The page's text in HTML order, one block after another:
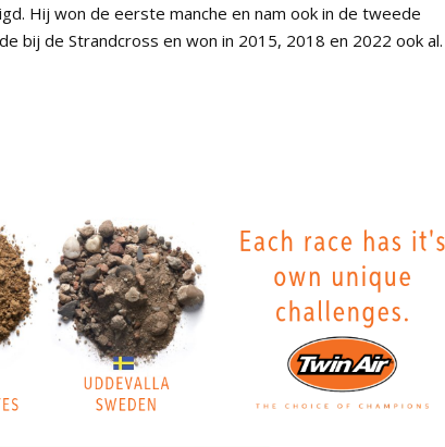
Hij won de eerste manche en nam ook in de tweede
bij de Strandcross en won in 2015, 2018 en 2022 ook al.